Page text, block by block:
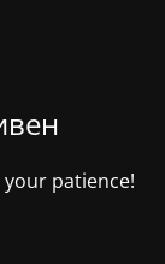
patience!